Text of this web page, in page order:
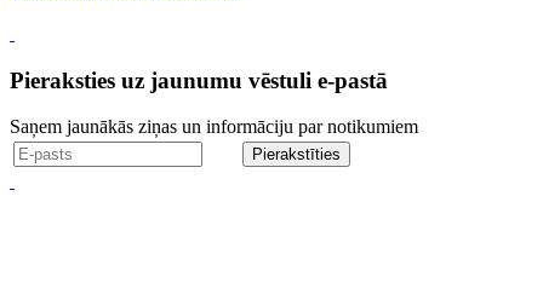
Pieraksties uz jaunumu vēstuli e-pastā
Saņem jaunākās ziņas un informāciju par notikumiem